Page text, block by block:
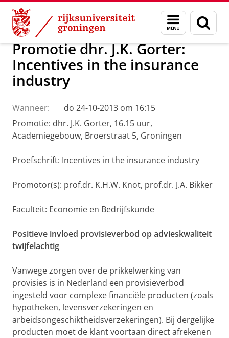
Skip
Content
Skip
Navigation
Menu
en
zoeken
Over ons Actueel Nieuws
Promotie dhr. J.K. Gorter:
Incentives in the insurance
industry
Wanneer:
do 24-10-2013 om 16:15
Promotie: dhr. J.K. Gorter, 16.15 uur,
Academiegebouw, Broerstraat 5, Groningen
Proefschrift: Incentives in the insurance industry
Promotor(s): prof.dr. K.H.W. Knot, prof.dr. J.A. Bikker
Faculteit: Economie en Bedrijfskunde
Positieve invloed provisieverbod op advieskwaliteit
twijfelachtig
Vanwege zorgen over de prikkelwerking van
provisies is in Nederland een provisieverbod
ingesteld voor complexe financiële producten (zoals
hypotheken, levensverzekeringen en
arbeidsongeschiktheidsverzekeringen). Bij dergelijke
producten moet de klant voortaan direct afrekenen